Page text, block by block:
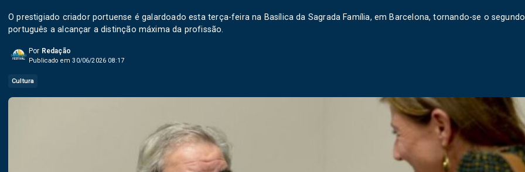
O prestigiado criador portuense é galardoado esta terça-feira na Basílica da Sagrada Família, em Barcelona, tornando-se o segundo
português a alcançar a distinção máxima da profissão.
Por Redação
Publicado em 30/06/2026 08:17
Cultura